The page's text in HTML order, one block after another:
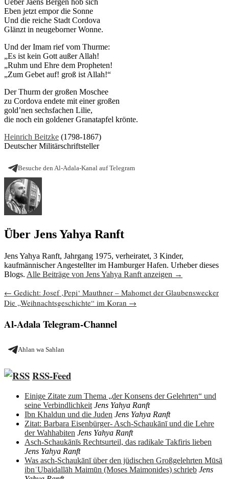
Eben jetzt empor die Sonne
Und die reiche Stadt Cordova
Glänzt in neugeborner Wonne.
Und der Imam rief vom Thurme:
„Es ist kein Gott außer Allah!
„Ruhm und Ehre dem Propheten!
„Zum Gebet auf! groß ist Allah!“
Der Thurm der großen Moschee
zu Cordova endete mit einer großen
gold’nen sechsfachen Lilie,
die noch ein goldener Granatapfel krönte.
Heinrich Beitzke (1798-1867)
Deutscher Militärschriftsteller
Besuche den Al-Adala-Kanal auf Telegram
Über Jens Yahya Ranft
Jens Yahya Ranft, Jahrgang 1975, verheiratet, 3 Kinder,
kaufmännischer Angestellter im Hamburger Hafen. Urheber dieses
Blogs. Alle Beiträge von Jens Yahya Ranft anzeigen →
Beitragsnavigation
← Gedicht: Josef ‚Pepi‘ Mauthner – Mahomet der Glaubenswecker
Die „Weihnachtsgeschichte“ im Koran →
Al-Adala Telegram-Channel
Ahlan wa Sahlan
RSS-Feed
Einige Zitate zum Thema „der Konsens der Gelehrten“ und
seine Verbindlichkeit Jens Yahya Ranft
Ibn Khaldun und die Juden Jens Yahya Ranft
Zitat: Barbara Eisenbürger- Asch-Schaukānī und die Lehre
der Wahhabiten Jens Yahya Ranft
Asch-Schaukānīs Rechtsurteil, das radikale Takfiris lieben
Jens Yahya Ranft
Was asch-Schaukānī über den jüdischen Großgelehrten Mūsā
ibnʿUbaidallāh Maimūn (Moses Maimonides) schrieb Jens